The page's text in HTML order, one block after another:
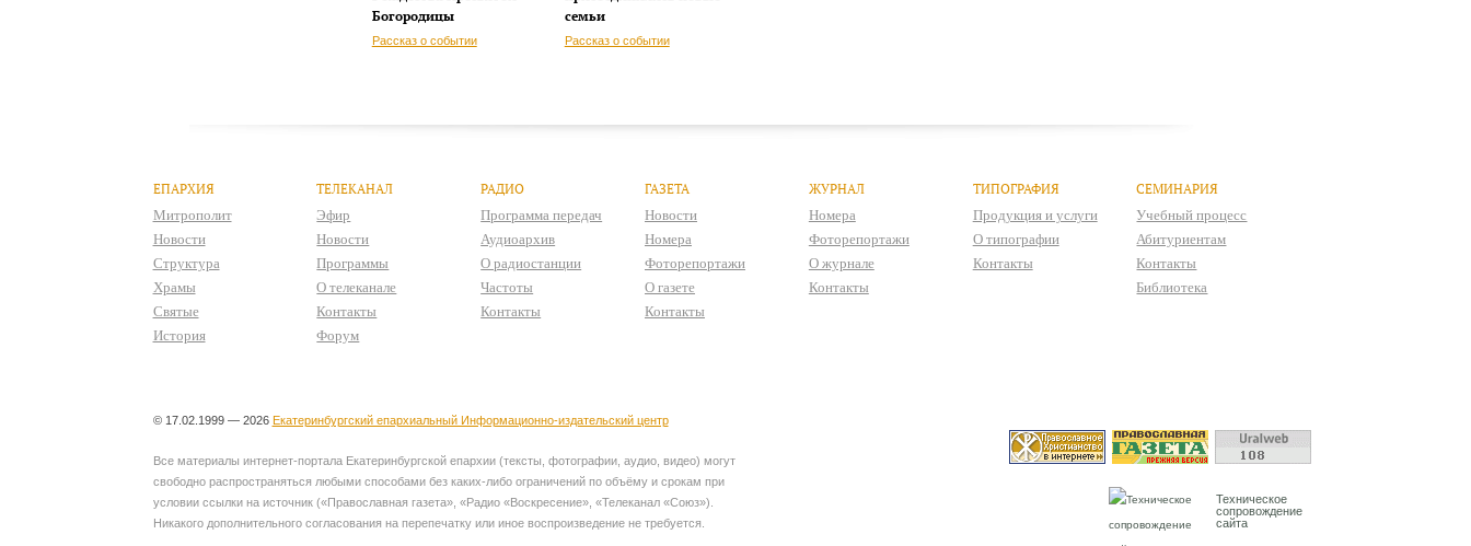
Богородицы
Рассказ о событии
семьи
Рассказ о событии
ЕПАРХИЯ
Митрополит
Новости
Структура
Храмы
Святые
История
ТЕЛЕКАНАЛ
Эфир
Новости
Программы
О телеканале
Контакты
Форум
РАДИО
Программа передач
Аудиоархив
О радиостанции
Частоты
Контакты
ГАЗЕТА
Новости
Номера
Фоторепортажи
О газете
Контакты
ЖУРНАЛ
Номера
Фоторепортажи
О журнале
Контакты
ТИПОГРАФИЯ
Продукция и услуги
О типографии
Контакты
СЕМИНАРИЯ
Учебный процесс
Абитуриентам
Контакты
Библиотека
© 17.02.1999 — 2026 Екатеринбургский епархиальный Информационно-издательский центр
Все материалы интернет-портала Екатеринбургской епархии (тексты, фотографии, аудио, видео) могут
свободно распространяться любыми способами без каких-либо ограничений по объёму и срокам при
условии ссылки на источник («Православная газета», «Радио «Воскресение», «Телеканал «Союз»).
Никакого дополнительного согласования на перепечатку или иное воспроизведение не требуется.
Техническое
сопровождение
сайта